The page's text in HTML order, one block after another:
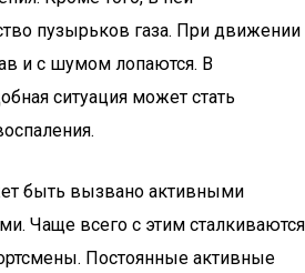
пузырьков газа. При движении
и с шумом лопаются. В
ситуация может стать
быть вызвано активными
Чаще всего с этим сталкиваются
Постоянные активные